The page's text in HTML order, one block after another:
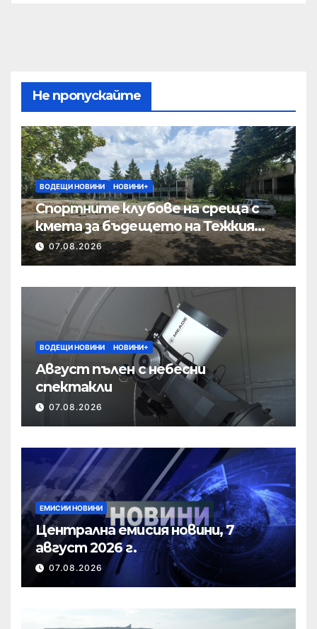
Не пропускайте
ВОДЕЩИ НОВИНИ НОВИНИ+
Спортните клубове на среща с
кмета за бъдещето на Тежкия
полк
07.08.2026
ВОДЕЩИ НОВИНИ НОВИНИ+
Август пълен с небесни
спектакли
07.08.2026
ЕМИСИИ НОВИНИ
Централна емисия новини, 7
август 2026 г.
07.08.2026